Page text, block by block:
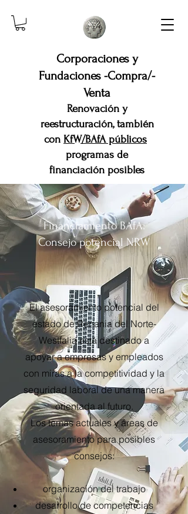
Corporaciones y
Fundaciones -Compra/-
Venta
Renovación y
reestructuración, también
con KfW/BAfA públicos
programas de
financiación posibles
Financiamiento BAfA:
Consejo potencial NRW
El asesoramiento potencial del
estado de Renania del Norte-
Westfalia está destinado a
apoyar a empresas y empleados
con miras a la competitividad y la
seguridad laboral de una manera
orientada al futuro.
Los temas actuales y áreas de
asesoramiento para posibles
consejos:
organización del trabajo
desarrollo de competencias